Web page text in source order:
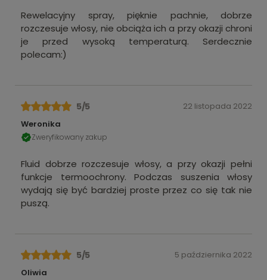
Rewelacyjny spray, pięknie pachnie, dobrze
rozczesuje włosy, nie obciąża ich a przy okazji chroni
je przed wysoką temperaturą. Serdecznie
polecam:)
5/5
Weronika
Zweryfikowany zakup
Fluid dobrze rozczesuje włosy, a przy okazji pełni
funkcje termoochrony. Podczas suszenia włosy
wydają się być bardziej proste przez co się tak nie
puszą.
22 listopada 2022
5/5
Oliwia
5 października 2022